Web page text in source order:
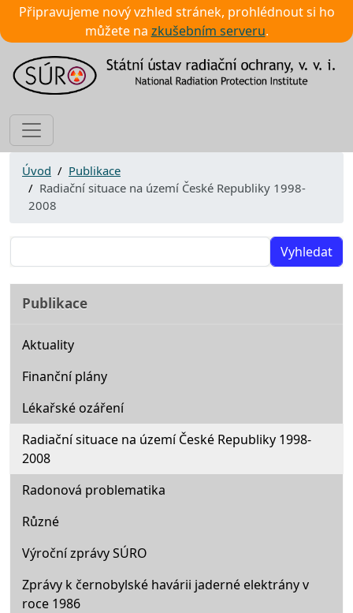
Připravujeme nový vzhled stránek, prohlédnout si ho
můžete na zkušebním serveru.
Úvod
Publikace
Radiační situace na území České Republiky 1998-
2008
Vyhledat
Publikace
Aktuality
Finanční plány
Lékařské ozáření
Radiační situace na území České Republiky 1998-
2008
Radonová problematika
Různé
Výroční zprávy SÚRO
Zprávy k černobylské havárii jaderné elektrány v
roce 1986